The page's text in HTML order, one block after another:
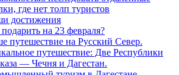
где нет толп туристов
достижения
на 23 февраля?
путешествие на Русский Север.
путешествие: Две Республики
— Чечня и Дагестан.